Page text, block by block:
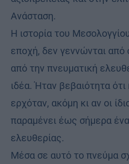
Ανάσταση.
Η ιστορία του
εποχή, δεν γεννώνται από
από την πνευματική
ιδέα. Ήταν βεβαιότητα
ερχόταν, ακόμη κι αν οι
παραμένει έως σήμερα
ελευθερίας.
Μέσα σε αυτό το πνεύμα